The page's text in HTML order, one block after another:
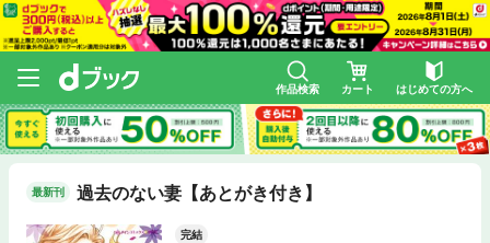
作品検索 カート はじめての方へ
最新刊 過去のない妻【あとがき付き】
完結